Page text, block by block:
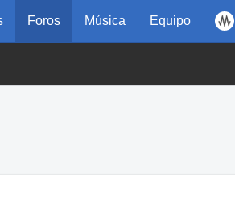
Foros Música Equipo